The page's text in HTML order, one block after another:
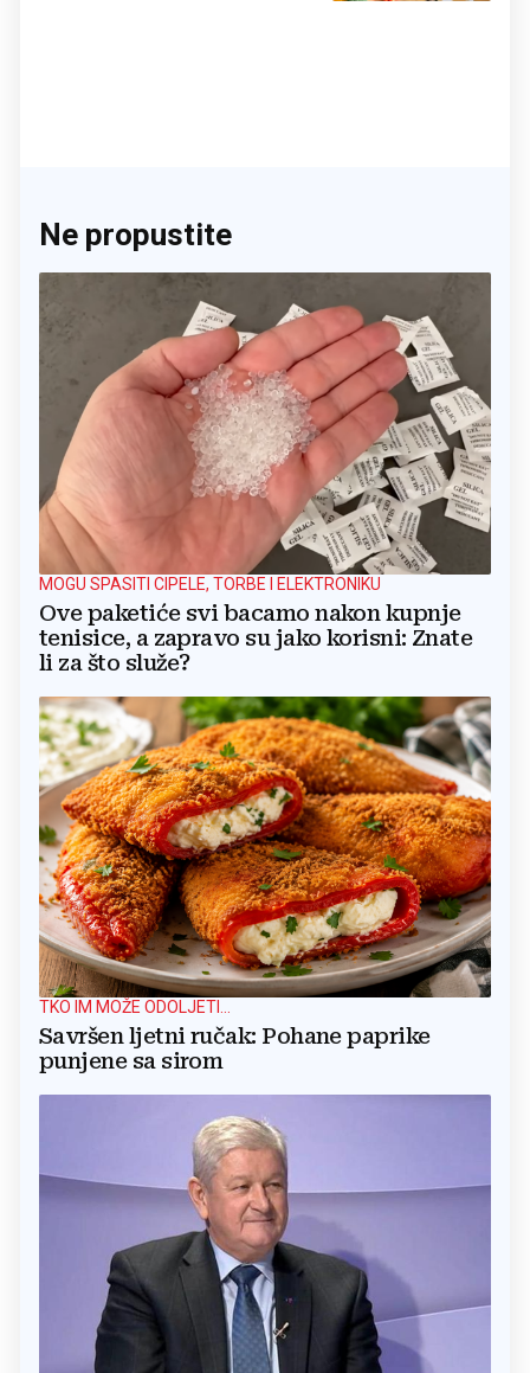
Ne propustite
MOGU SPASITI CIPELE, TORBE I ELEKTRONIKU
Ove paketiće svi bacamo nakon kupnje
tenisice, a zapravo su jako korisni: Znate
li za što služe?
TKO IM MOŽE ODOLJETI...
Savršen ljetni ručak: Pohane paprike
punjene sa sirom